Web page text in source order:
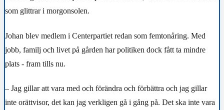
som glittrar i morgonsolen.
Johan blev medlem i Centerpartiet redan som femtonåring. Med
jobb, familj och livet på gården har politiken dock fått ta mindre
plats - fram tills nu.
– Jag gillar att vara med och förändra och förbättra och jag gillar
inte orättvisor, det kan jag verkligen gå i gång på. Det ska inte vara